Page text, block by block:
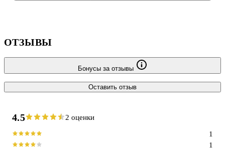
ОТЗЫВЫ
Бонусы за отзывы
Оставить отзыв
4.5 2 оценки
1
1